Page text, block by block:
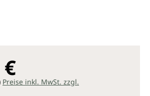
Preise inkl. MwSt. zzgl.